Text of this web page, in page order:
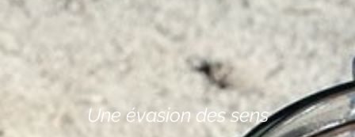
Une évasion des sens